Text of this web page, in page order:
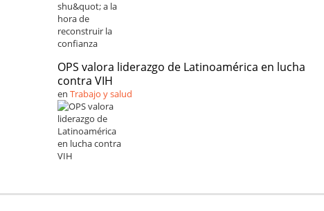
OPS valora liderazgo de Latinoamérica en lucha
contra VIH
en Trabajo y salud